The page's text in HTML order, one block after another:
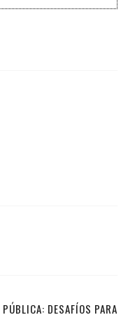
DESAFÍOS PARA